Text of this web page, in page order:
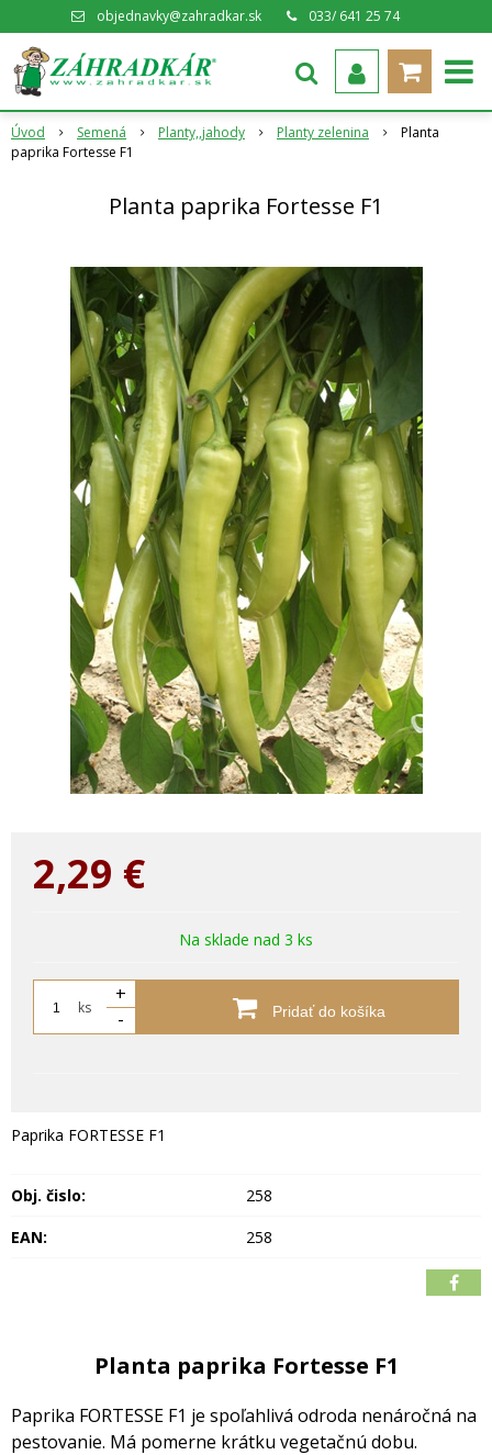
objednavky@zahradkar.sk 033/ 641 25 74
Úvod Semená Planty,,jahody Planty zelenina
Planta
paprika Fortesse F1
Planta paprika Fortesse F1
2,29 €
Na sklade nad 3 ks
ks
+
-
Pridať do košíka
Paprika FORTESSE F1
Obj. čislo:
258
EAN:
258
Planta paprika Fortesse F1
Paprika FORTESSE F1 je spoľahlivá odroda nenáročná na
pestovanie. Má pomerne krátku vegetačnú dobu.